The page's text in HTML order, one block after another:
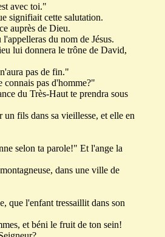
avec toi."
signifiait cette salutation.
auprès de Dieu.
du nom de Jésus.
lui donnera le trône de David,
pas de fin."
pas d'homme?"
du Très-Haut te prendra sous
fils dans sa vieillesse, et elle en
selon ta parole!" Et l'ange la
dans une ville de
que l'enfant tressaillit dans son
et béni le fruit de ton sein!